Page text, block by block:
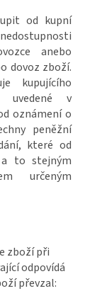
od kupní
anebo
dovoz zboží.
kupujícího
uvedené v
oznámení o
peněžní
které od
to stejným
určeným
zboží při
odpovídá
převzal: